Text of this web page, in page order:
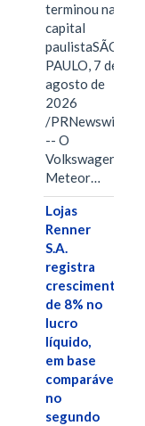
terminou na
capital
paulistaSÃO
PAULO, 7 de
agosto de
2026
/PRNewswire/
-- O
Volkswagen
Meteor…
Lojas
Renner
S.A.
registra
crescimento
de 8% no
lucro
líquido,
em base
comparável,
no
segundo